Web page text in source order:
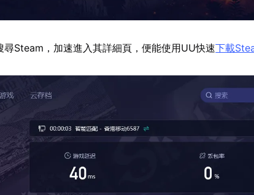
尋Steam，加速進入其詳細頁，便能使用UU快速下載